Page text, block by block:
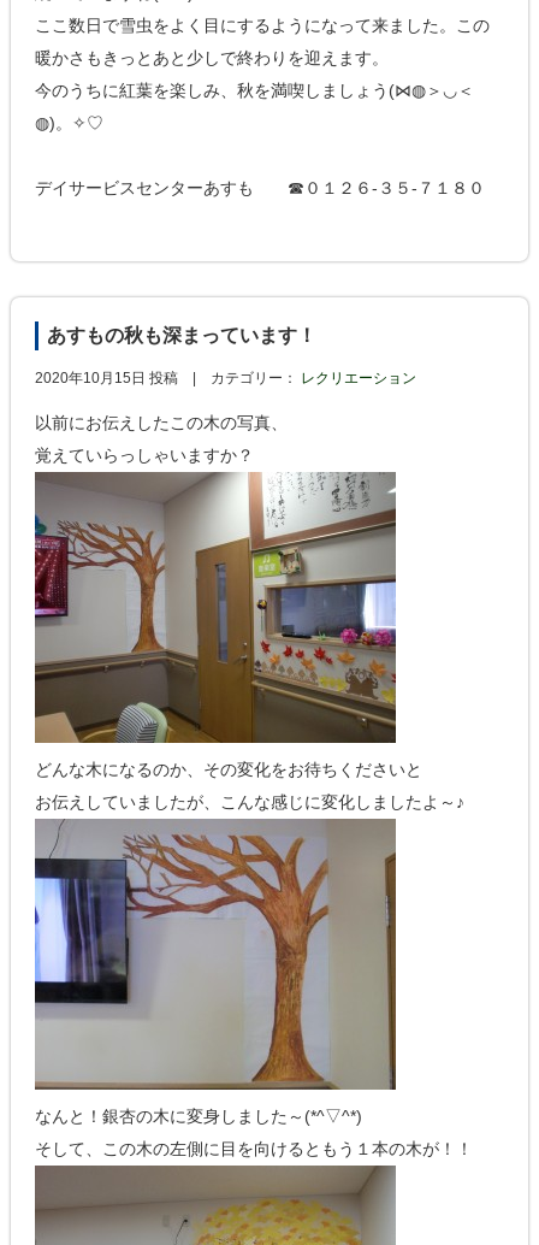
ここ数日で雪虫をよく目にするようになって来ました。この
暖かさもきっとあと少しで終わりを迎えます。
今のうちに紅葉を楽しみ、秋を満喫しましょう(⋈◍＞◡＜
◍)。✧♡
デイサービスセンターあすも ☎０１２６-３５-７１８０
あすもの秋も深まっています！
2020年10月15日 投稿 | カテゴリー： レクリエーション
以前にお伝えしたこの木の写真、
覚えていらっしゃいますか？
どんな木になるのか、その変化をお待ちくださいと
お伝えしていましたが、こんな感じに変化しましたよ～♪
なんと！銀杏の木に変身しました～(*^▽^*)
そして、この木の左側に目を向けるともう１本の木が！！